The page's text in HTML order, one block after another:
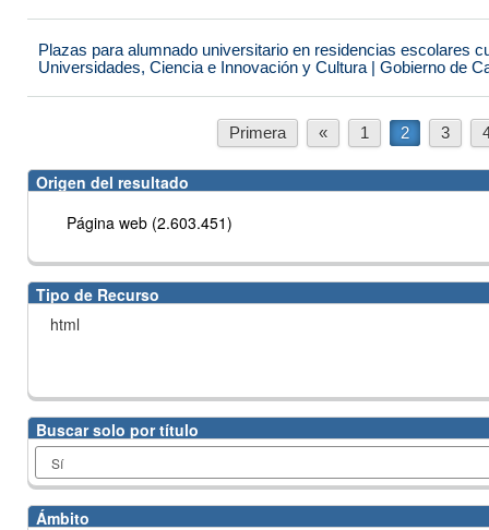
Plazas para alumnado universitario en residencias escolares
Universidades, Ciencia e Innovación y Cultura | Gobierno de
Primera « 1 2 3
Origen del resultado
Página web (2.603.451)
Tipo de Recurso
html
Buscar solo por título
Ámbito